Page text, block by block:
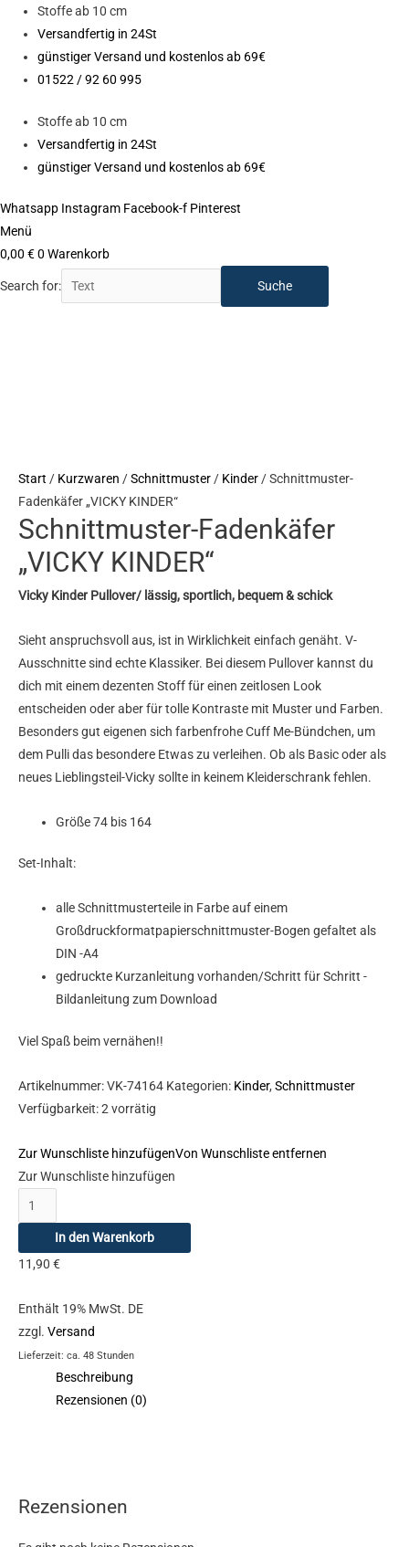
Zum
Inhalt
springen
Stoffe ab 10 cm
Versandfertig in 24St
günstiger Versand und kostenlos ab 69€
01522 / 92 60 995
Stoffe ab 10 cm
Versandfertig in 24St
günstiger Versand und kostenlos ab 69€
Whatsapp Instagram Facebook-f Pinterest
Menü
0,00 €0 Warenkorb
Search for:
Start / Kurzwaren /Schnittmuster / Kinder / Schnittmuster-
Fadenkäfer „VICKY KINDER“
Schnittmuster-Fadenkäfer
„VICKY KINDER“
Vicky Kinder Pullover/ lässig, sportlich, bequem & schick
Sieht anspruchsvoll aus, ist in Wirklichkeit einfach genäht. V-
Ausschnitte sind echte Klassiker. Bei diesem Pullover kannst du
dich mit einem dezenten Stoff für einen zeitlosen Look
entscheiden oder aber für tolle Kontraste mit Muster und Farben.
Besonders gut eigenen sich farbenfrohe Cuff Me-Bündchen, um
dem Pulli das besondere Etwas zu verleihen. Ob als Basic oder als
neues Lieblingsteil-Vicky sollte in keinem Kleiderschrank fehlen.
Größe 74 bis 164
Set-Inhalt:
alle Schnittmusterteile in Farbe auf einem
Großdruckformatpapierschnittmuster-Bogen gefaltet als
DIN -A4
gedruckte Kurzanleitung vorhanden/Schritt für Schritt -
Bildanleitung zum Download
Viel Spaß beim vernähen!!
Artikelnummer:VK-74164 Kategorien: Kinder, Schnittmuster
Verfügbarkeit:2 vorrätig
Zur Wunschliste hinzufügenVon Wunschliste entfernen
Zur Wunschliste hinzufügen
In den Warenkorb
11,90 €
Enthält 19% MwSt. DE
zzgl. Versand
Lieferzeit: ca. 48 Stunden
Beschreibung
Rezensionen (0)
Rezensionen